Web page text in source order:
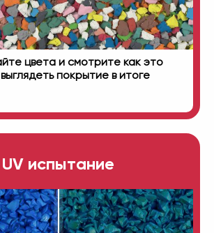
цвета и смотрите как это
покрытие в итоге
UV испытание